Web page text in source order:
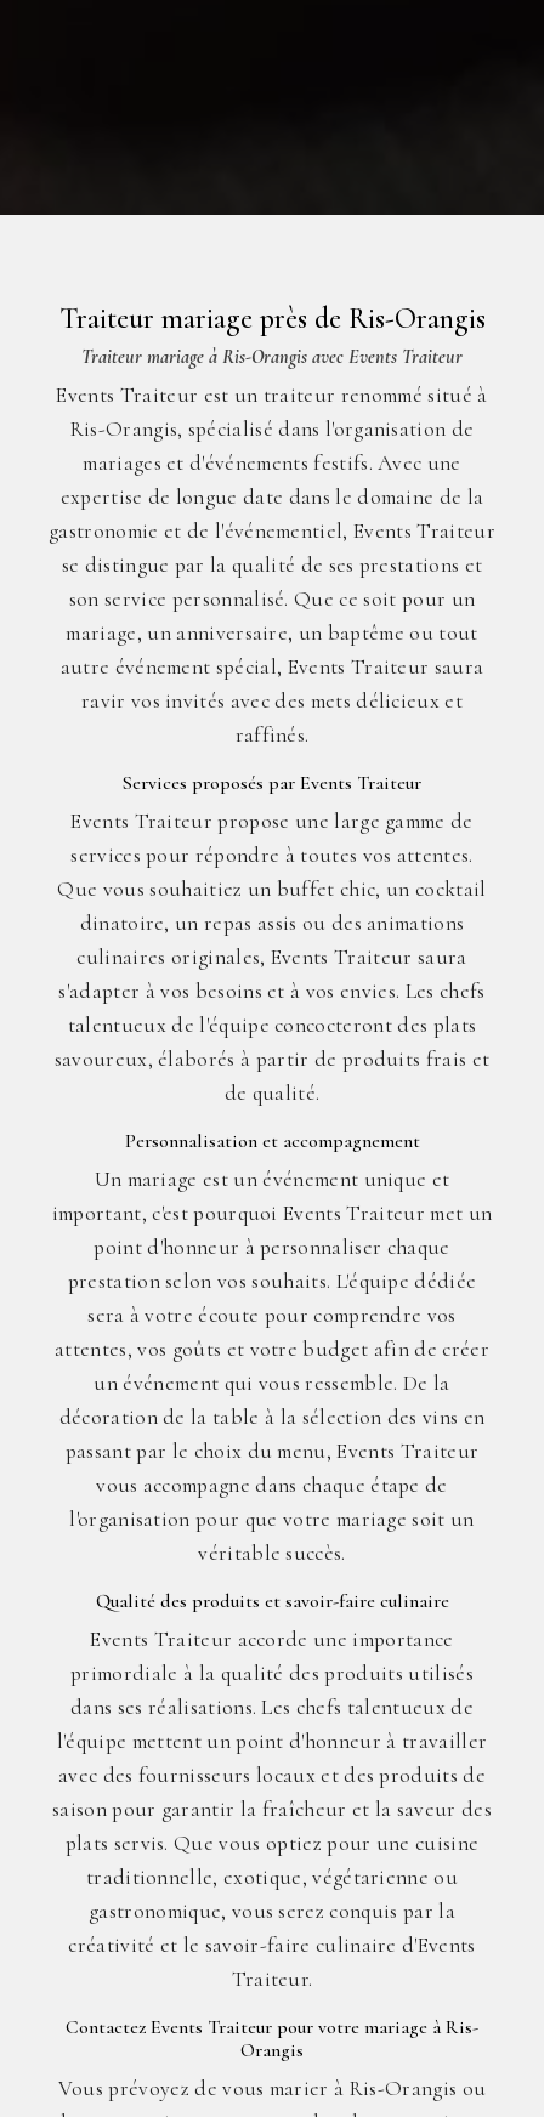
Traiteur mariage près de Ris-Orangis
Traiteur mariage à Ris-Orangis avec Events Traiteur
Events Traiteur est un traiteur renommé situé à
Ris-Orangis, spécialisé dans l'organisation de
mariages et d'événements festifs. Avec une
expertise de longue date dans le domaine de la
gastronomie et de l'événementiel, Events Traiteur
se distingue par la qualité de ses prestations et
son service personnalisé. Que ce soit pour un
mariage, un anniversaire, un baptême ou tout
autre événement spécial, Events Traiteur saura
ravir vos invités avec des mets délicieux et
raffinés.
Services proposés par Events Traiteur
Events Traiteur propose une large gamme de
services pour répondre à toutes vos attentes.
Que vous souhaitiez un buffet chic, un cocktail
dinatoire, un repas assis ou des animations
culinaires originales, Events Traiteur saura
s'adapter à vos besoins et à vos envies. Les chefs
talentueux de l'équipe concocteront des plats
savoureux, élaborés à partir de produits frais et
de qualité.
Personnalisation et accompagnement
Un mariage est un événement unique et
important, c'est pourquoi Events Traiteur met un
point d'honneur à personnaliser chaque
prestation selon vos souhaits. L'équipe dédiée
sera à votre écoute pour comprendre vos
attentes, vos goûts et votre budget afin de créer
un événement qui vous ressemble. De la
décoration de la table à la sélection des vins en
passant par le choix du menu, Events Traiteur
vous accompagne dans chaque étape de
l'organisation pour que votre mariage soit un
véritable succès.
Qualité des produits et savoir-faire culinaire
Events Traiteur accorde une importance
primordiale à la qualité des produits utilisés
dans ses réalisations. Les chefs talentueux de
l'équipe mettent un point d'honneur à travailler
avec des fournisseurs locaux et des produits de
saison pour garantir la fraîcheur et la saveur des
plats servis. Que vous optiez pour une cuisine
traditionnelle, exotique, végétarienne ou
gastronomique, vous serez conquis par la
créativité et le savoir-faire culinaire d'Events
Traiteur.
Contactez Events Traiteur pour votre mariage à Ris-
Orangis
Vous prévoyez de vous marier à Ris-Orangis ou